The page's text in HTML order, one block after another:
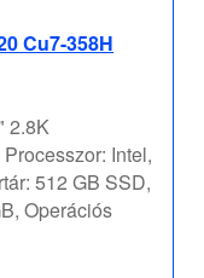
Cu7-358H
2.8K
Intel,
512 GB SSD,
Operációs